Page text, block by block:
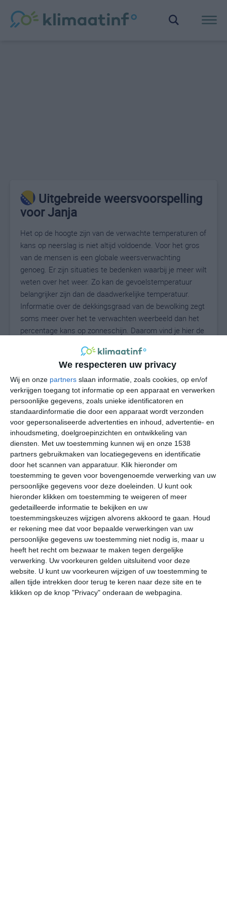
We respecteren uw privacy
Wij en onze partners slaan informatie, zoals cookies, op en/of
verkrijgen toegang tot informatie op een apparaat en verwerken
persoonlijke gegevens, zoals unieke identificatoren en
standaardinformatie die door een apparaat wordt verzonden
voor gepersonaliseerde advertenties en inhoud, advertentie- en
inhoudsmeting, doelgroepinzichten en ontwikkeling van
diensten.
Met uw toestemming kunnen wij en onze 1538
partners gebruikmaken van locatiegegevens en identificatie
door het scannen van apparatuur. Klik hieronder om
toestemming te geven voor bovengenoemde verwerking van uw
persoonlijke gegevens voor deze doeleinden. U kunt ook
hieronder klikken om toestemming te weigeren of meer
gedetailleerde informatie te bekijken en uw
toestemmingskeuzes wijzigen alvorens akkoord te gaan.
Houd
er rekening mee dat voor bepaalde verwerkingen van uw
persoonlijke gegevens uw toestemming niet nodig is, maar u
heeft het recht om bezwaar te maken tegen dergelijke
verwerking. Uw voorkeuren gelden uitsluitend voor deze
website. U kunt uw voorkeuren wijzigen of uw toestemming te
allen tijde intrekken door terug te keren naar deze site en te
klikken op de knop "Privacy" onderaan de webpagina.
Uitgebreide weersvoorspelling
voor Janja
Het op de hoogte zijn van de verwachte temperaturen of
kans op neerslag is niet altijd voldoende. Voor het gros
van de mensen is een globale weersverwachting
genoeg. Er zijn situaties te bedenken waarbij je meer wilt
weten over het weer. Zo kan de gevoelstemperatuur
belangrijker zijn dan de daadwerkelijke temperatuur.
Informatie over de dekkingsgraad van de bewolking zegt
soms meer over het te verwachten weerbeeld dan het
percentage kans op zonneschijn. Daarom vind je hier de
27°C
vr
34° 19°
za
31° 22°
zo
32° 17°
ma
33° 15° 35°
33°C 34°C 30°C
14:00 17:00 20:00 23:00 02:00
14:00 17:00 20:00 23:00 02:00